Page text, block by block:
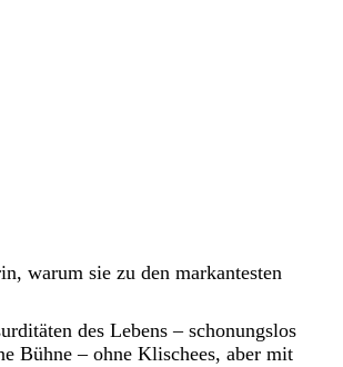
warum sie zu den markantesten
des Lebens – schonungslos
Bühne – ohne Klischees, aber mit